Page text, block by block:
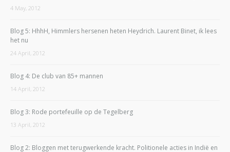
4 May, 2012
Blog 5: HhhH, Himmlers hersenen heten Heydrich. Laurent Binet, ik lees
het nu
24 April, 2012
Blog 4: De club van 85+ mannen
14 April, 2012
Blog 3: Rode portefeuille op de Tegelberg
13 April, 2012
Blog 2: Bloggen met terugwerkende kracht. Politionele acties in Indië en